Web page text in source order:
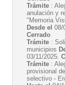
Trámite :
anulación y
"Memoria
Desde el 08/
Cerrado
Trámite :
municipios
03/11/2025.
Trámite :
provisional
selectivo -